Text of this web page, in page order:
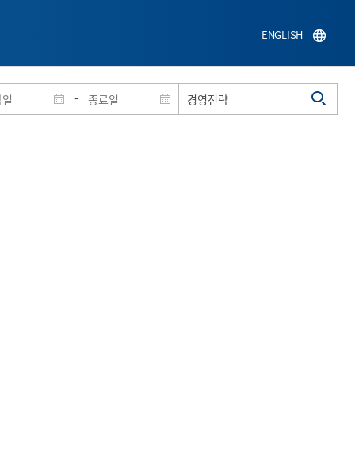
-
ENGLISH